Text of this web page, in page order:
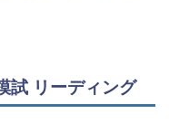
試 リーディング